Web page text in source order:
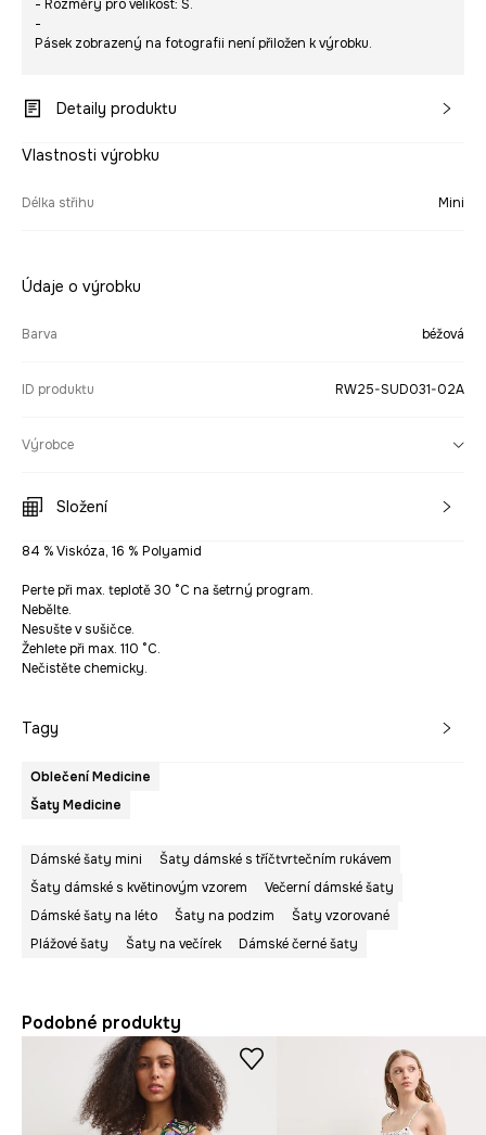
- Rozměry pro velikost: S.
-
Pásek zobrazený na fotografii není přiložen k výrobku.
Detaily produktu
Vlastnosti výrobku
Délka střihu Mini
Údaje o výrobku
Barva béžová
ID produktu RW25-SUD031-02A
Výrobce
Složení
84 % Viskóza, 16 % Polyamid
Perte při max. teplotě 30 °C na šetrný program.
Nebělte.
Nesušte v sušičce.
Žehlete při max. 110 °C.
Nečistěte chemicky.
Tagy
Oblečení Medicine
Šaty Medicine
Dámské šaty mini
Šaty dámské s tříčtvrtečním rukávem
Šaty dámské s květinovým vzorem
Večerní dámské šaty
Dámské šaty na léto
Šaty na podzim
Šaty vzorované
Plážové šaty
Šaty na večírek Dámské černé šaty
Podobné produkty